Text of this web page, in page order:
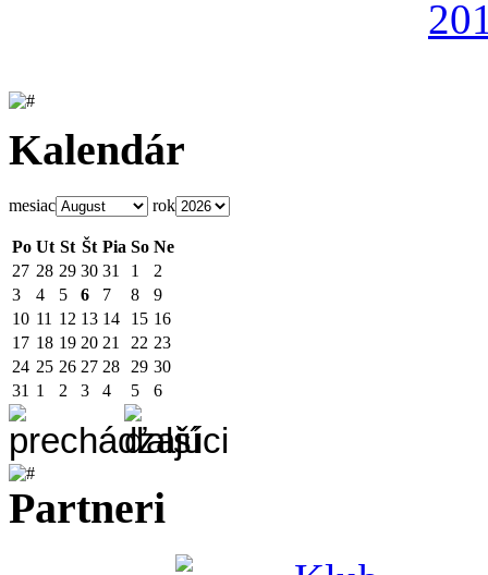
Kalendár
mesiac rok
Po Ut St Št Pia So Ne
27 28 29 30 31 1
2
3
4 5 6 7 8
9
10 11 12 13 14 15 16
17 18 19 20 21 22 23
24 25 26 27 28 29 30
31 1 2 3 4 5 6
Partneri